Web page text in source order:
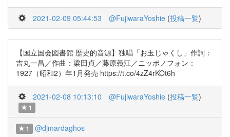
2021-02-09 05:44:53 @FujiwaraYoshie (投稿一覧)
【国立国会図書館 歴史的音源】独唱「お玉じゃくし」作詞：
吉丸一昌／作曲：梁田貞／藤原義江／ニッポノフォン：
1927（昭和2）年1月発売 https://t.co/4zZ4rKOt6h
2021-02-08 10:13:10 @FujiwaraYoshie (投稿一覧)
1
1 @djmardaghos